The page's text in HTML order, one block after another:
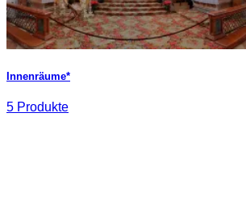
Innenräume*
5 Produkte